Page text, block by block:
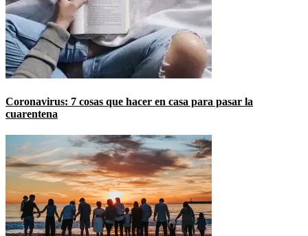
Coronavirus: 7 cosas que hacer en casa para pasar la
cuarentena